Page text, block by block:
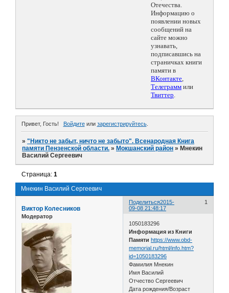
Отечества.
Информацию о
появлении новых
сообщений на
сайте можно
узнавать,
подписавшись на
страничках книги
памяти в
ВКонтакте,
Телеграмм или
Твиттер.
Привет, Гость! Войдитеили зарегистрируйтесь.
»"Никто не забыт, ничто не забыто". Всенародная Книга
памяти Пензенской области. » Мокшанский район » Мнекин
Василий Сергеевич
Мнекин Василий Сергеевич
Страница:1
Поделиться 1
2015-
09-08 21:48:17
Виктор Колесников
Модератор
1050183296
Информация из Книги
Памяти https://www.obd-
memorial.ru/html/info.htm?
id=1050183296
Фамилия Мнекин
Имя Василий
Отчество Сергеевич
Дата рождения/Возраст